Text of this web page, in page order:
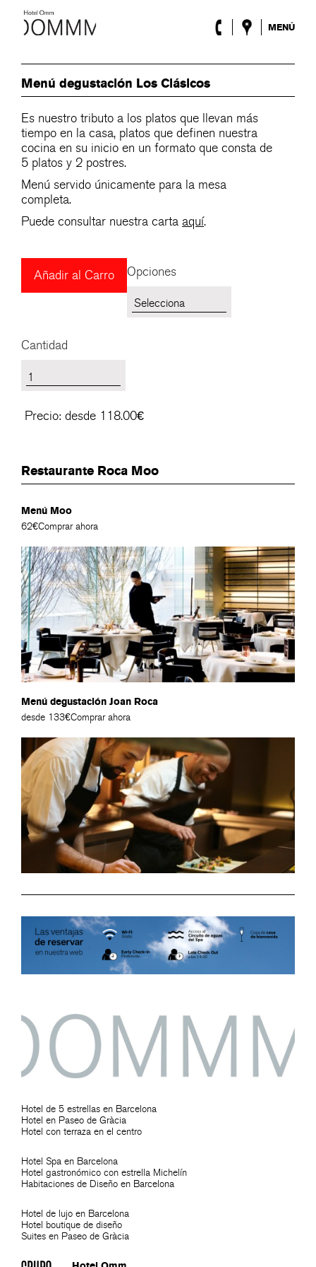
MENÚ
Roca Barcelona
Terraza
Lobby
Eventos
Promociones
Blog
ENG / ESP / DEU / FRA / CAT
Menú degustación Los Clásicos
Es nuestro tributo a los platos que llevan más
tiempo en la casa, platos que definen nuestra
cocina en su inicio en un formato que consta de
5 platos y 2 postres.
Menú servido únicamente para la mesa
completa.
Puede consultar nuestra carta aquí.
Opciones
Cantidad
Precio: desde 118.00€
Restaurante Roca Moo
Menú Moo
62€Comprar ahora
Menú degustación Joan Roca
desde 133€Comprar ahora
Hotel de 5 estrellas en Barcelona
Hotel en Paseo de Gràcia
Hotel con terraza en el centro
Hotel Spa en Barcelona
Hotel gastronómico con estrella Michelín
Habitaciones de Diseño en Barcelona
Hotel de lujo en Barcelona
Hotel boutique de diseño
Suites en Paseo de Gràcia